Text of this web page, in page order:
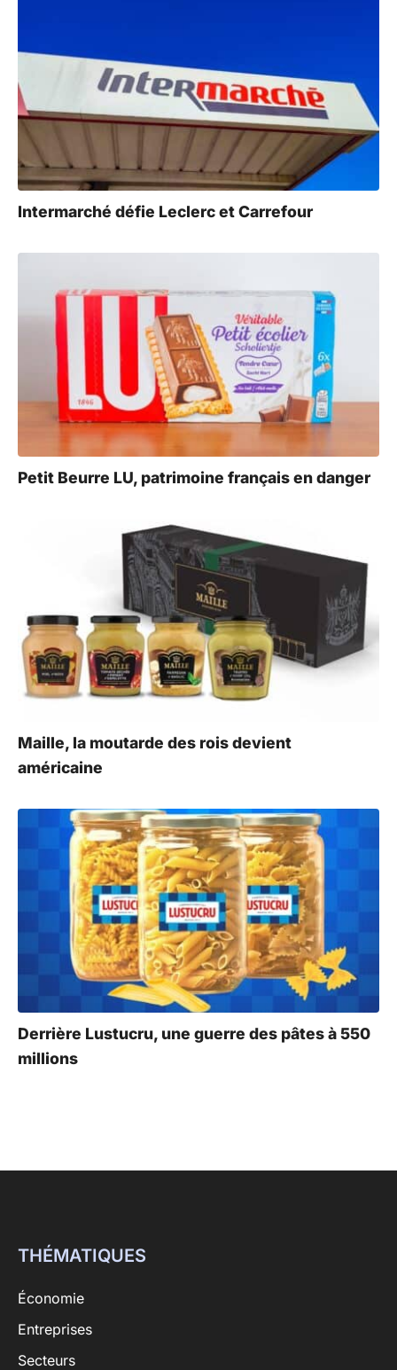
Intermarché défie Leclerc et Carrefour
Petit Beurre LU, patrimoine français en danger
Maille, la moutarde des rois devient
américaine
Derrière Lustucru, une guerre des pâtes à 550
millions
THÉMATIQUES
Économie
Entreprises
Secteurs